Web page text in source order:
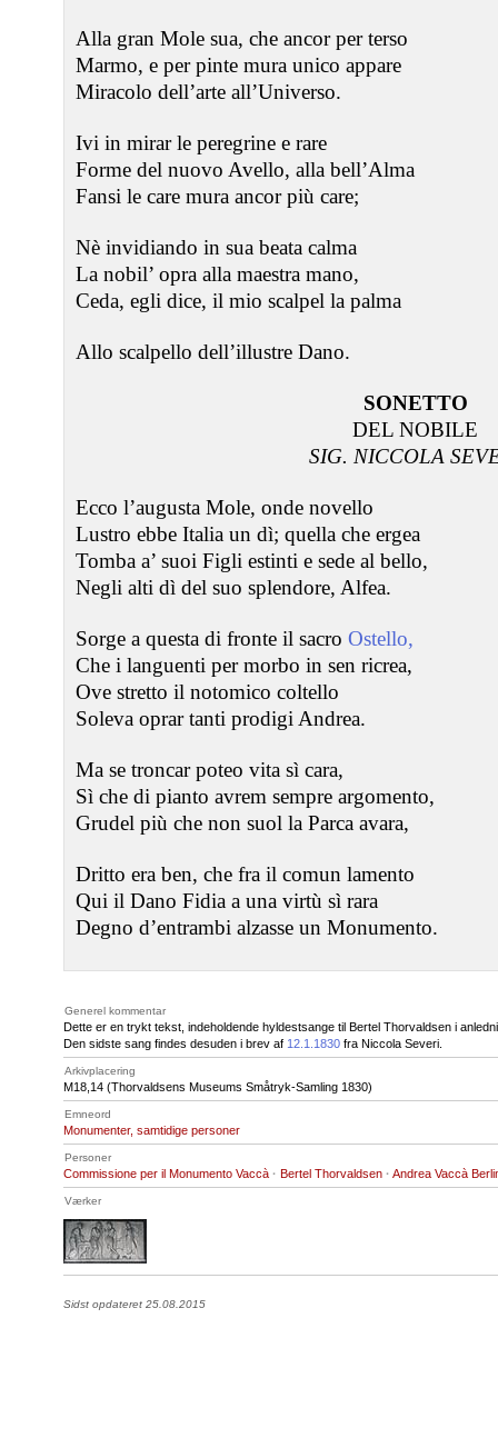
Alla gran Mole sua, che ancor per terso
Marmo, e per pinte mura unico appare
Miracolo dell’arte all’Universo.
Ivi in mirar le peregrine e rare
Forme del nuovo Avello, alla bell’Alma
Fansi le care mura ancor più care;
Nè invidiando in sua beata calma
La nobil’ opra alla maestra mano,
Ceda, egli dice, il mio scalpel la palma
Allo scalpello dell’illustre Dano.
SONETTO
DEL NOBILE
SIG. NICCOLA
Ecco l’augusta Mole, onde novello
Lustro ebbe Italia un dì; quella che ergea
Tomba a’ suoi Figli estinti e sede al bello,
Negli alti dì del suo splendore, Alfea.
Sorge a questa di fronte il sacro Ostello,
Che i languenti per morbo in sen ricrea,
Ove stretto il notomico coltello
Soleva oprar tanti prodigi Andrea.
Ma se troncar poteo vita sì cara,
Sì che di pianto avrem sempre argomento,
Grudel più che non suol la Parca avara,
Dritto era ben, che fra il comun lamento
Qui il Dano Fidia a una virtù sì rara
Degno d’entrambi alzasse un Monumento.
Generel kommentar
Dette er en trykt tekst, indeholdende hyldestsange til Bertel Thorvaldsen i
Den sidste sang findes desuden i brev af 12.1.1830 fra Niccola Severi.
Arkivplacering
M18 ,14 (Thorvaldsens Museums Småtryk-Samling 1830)
Emneord
Monumenter, samtidige personer
Personer
Commissione per il Monumento Vaccà · Bertel Thorvaldsen · Andrea Vaccà
Værker
Sidst opdateret 25.08.2015